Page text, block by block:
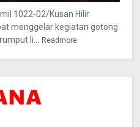
1022-02/Kusan Hilir
menggelar kegiatan gotong
li...
Readmore